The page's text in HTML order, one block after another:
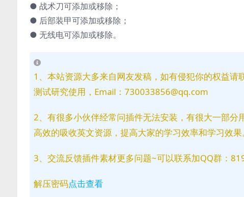
● 战术刀可添加或移除；
● 后部装甲可添加或移除；
● 无线电可添加或移除。
1、本站资源大多来自网友发稿，如有侵犯你的权益
测试研究使用，Email：730033856@qq.com
2、有很多小伙伴经常问插件无法安装，有很大一部
高效的吸收英文资源，提高大家的学习效率和学习效果
3、交流反馈插件素材更多问题~可以联系加QQ群：
解压密码点击查看